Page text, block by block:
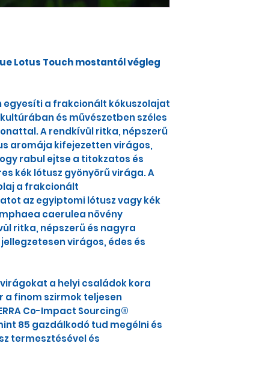
Lotus Touch mostantól végleg
egyesíti a frakcionált kókuszolajat
és művészetben széles
A rendkívül ritka, népszerű
aromája kifejezetten virágos,
rabul ejtse a titokzatos és
kék lótusz gyönyörű virága. A
olaj a frakcionált
az egyiptomi lótusz vagy kék
caerulea növény
ritka, népszerű és nagyra
virágos, édes és
a helyi családok kora
a finom szirmok teljesen
Co-Impact Sourcing®
85 gazdálkodó tud megélni és
termesztésével és